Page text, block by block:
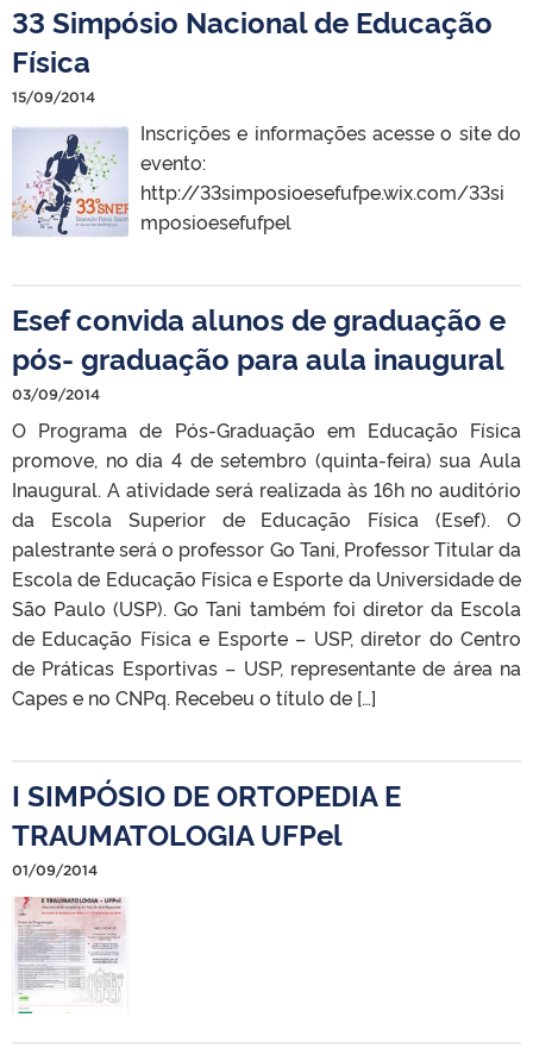
33 Simpósio Nacional de Educação
Física
15/09/2014
Inscrições e informações acesse o site do
evento:
http://33simposioesefufpe.wix.com/33si
mposioesefufpel
Esef convida alunos de graduação e
pós- graduação para aula inaugural
03/09/2014
O Programa de Pós-Graduação em Educação Física
promove, no dia 4 de setembro (quinta-feira) sua Aula
Inaugural. A atividade será realizada às 16h no auditório
da Escola Superior de Educação Física (Esef). O
palestrante será o professor Go Tani, Professor Titular da
Escola de Educação Física e Esporte da Universidade de
São Paulo (USP). Go Tani também foi diretor da Escola
de Educação Física e Esporte – USP, diretor do Centro
de Práticas Esportivas – USP, representante de área na
Capes e no CNPq. Recebeu o título de […]
I SIMPÓSIO DE ORTOPEDIA E
TRAUMATOLOGIA UFPel
01/09/2014